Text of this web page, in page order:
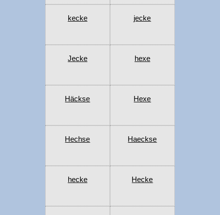
kecke jecke
Jecke hexe
Häckse Hexe
Hechse Haeckse
hecke Hecke